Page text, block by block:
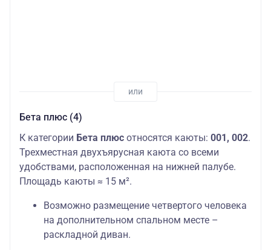
Бета плюс (4)
К категории Бета плюс относятся каюты: 001, 002.
Трехместная двухъярусная каюта со всеми
удобствами, расположенная на нижней палубе.
Площадь каюты ≈ 15 м².
Возможно размещение четвертого человека
на дополнительном спальном месте –
раскладной диван.